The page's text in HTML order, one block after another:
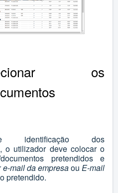
os
dos
o utilizador deve colocar o
pretendidos e
e-mail da empresaou E-mail
pretendido.